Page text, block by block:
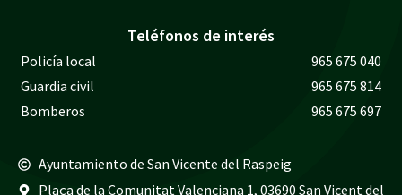
Teléfonos de interés
Policía local
965 675 040
Guardia civil
965 675 814
Bomberos
965 675 697
Ayuntamiento de San Vicente del Raspeig
Plaça de la Comunitat Valenciana 1, 03690 San Vicent del